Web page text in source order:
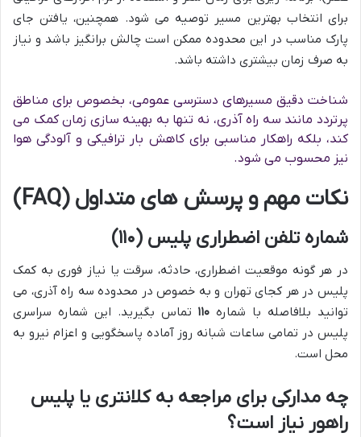
برای انتخاب بهترین مسیر توصیه می شود. همچنین، یافتن جای
پارک مناسب در این محدوده ممکن است چالش برانگیز باشد و نیاز
به صرف زمان بیشتری داشته باشد.
شناخت دقیق مسیرهای دسترسی عمومی، بخصوص برای مناطق
پرتردد مانند سه راه آذری، نه تنها به بهینه سازی زمان کمک می
کند، بلکه راهکار مناسبی برای کاهش بار ترافیکی و آلودگی هوا
نیز محسوب می شود.
نکات مهم و پرسش های متداول (FAQ)
شماره تلفن اضطراری پلیس (۱۱۰)
در هر گونه موقعیت اضطراری، حادثه، سرقت یا نیاز فوری به کمک
پلیس در هر کجای تهران و به خصوص در محدوده سه راه آذری، می
توانید بلافاصله با شماره ۱۱۰ تماس بگیرید. این شماره سراسری
پلیس در تمامی ساعات شبانه روز آماده پاسخگویی و اعزام نیرو به
محل است.
چه مدارکی برای مراجعه به کلانتری یا پلیس
راهور نیاز است؟